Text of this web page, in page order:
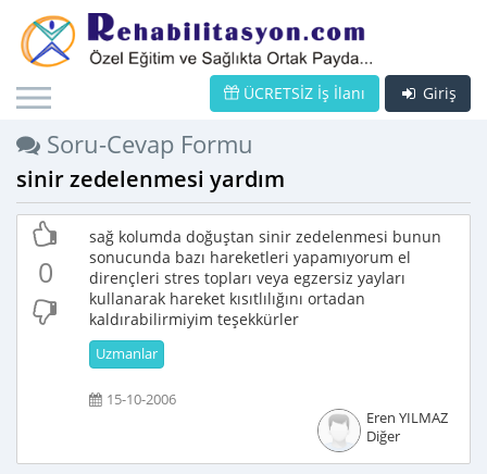
Giriş
ÜCRETSİZ İş İlanı
Soru-Cevap Formu
sinir zedelenmesi yardım
0
sağ kolumda doğuştan sinir zedelenmesi bunun
sonucunda bazı hareketleri yapamıyorum el
dirençleri stres topları veya egzersiz yayları
kullanarak hareket kısıtlılığını ortadan
kaldırabilirmiyim teşekkürler
Uzmanlar
15-10-2006
Eren YILMAZ
Diğer